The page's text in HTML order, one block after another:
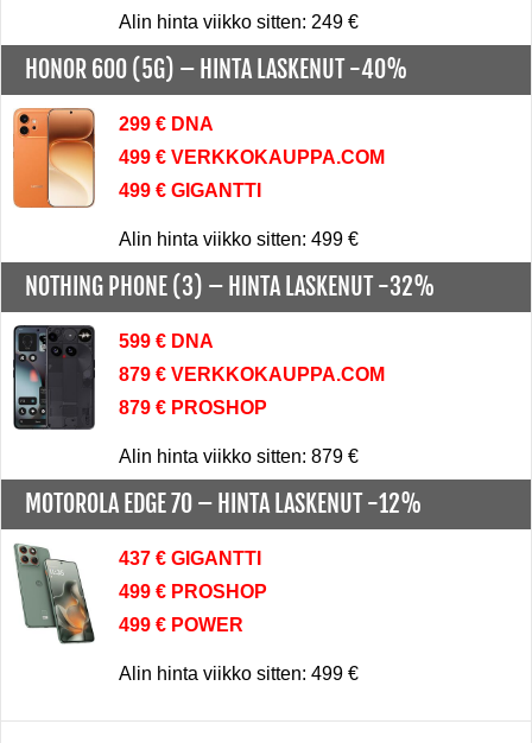
Alin hinta viikko sitten: 249 €
HONOR 600 (5G) – HINTA LASKENUT -40%
299 € DNA
499 € VERKKOKAUPPA.COM
499 € GIGANTTI
Alin hinta viikko sitten: 499 €
NOTHING PHONE (3) – HINTA LASKENUT -32%
599 € DNA
879 € VERKKOKAUPPA.COM
879 € PROSHOP
Alin hinta viikko sitten: 879 €
MOTOROLA EDGE 70 – HINTA LASKENUT -12%
437 € GIGANTTI
499 € PROSHOP
499 € POWER
Alin hinta viikko sitten: 499 €